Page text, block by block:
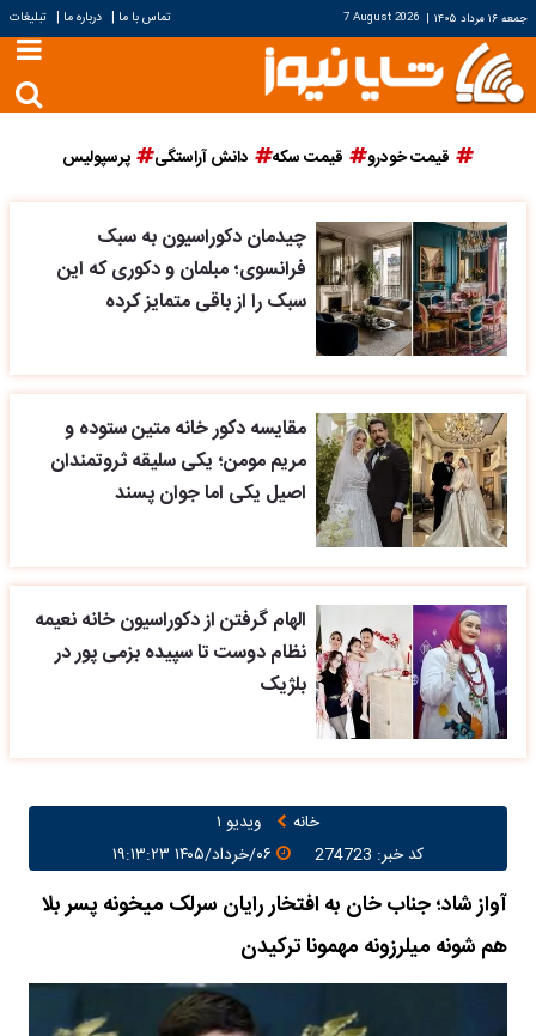
جمعه ۱۶ مرداد ۱۴۰۵ |
7 August 2026 تماس با ما | درباره ما | تبلیغات
قیمت خودرو قیمت سکه دانش آراستگی پرسپولیس
چیدمان دکوراسیون به سبک
فرانسوی؛ مبلمان و دکوری که این
سبک را از باقی متمایز کرده
مقایسه دکور خانه متین ستوده و
مریم مومن؛ یکی سلیقه ثروتمندان
اصیل یکی اما جوان پسند
الهام گرفتن از دکوراسیون خانه نعیمه
نظام دوست تا سپیده بزمی پور در
بلژیک
خانه
ویدیو ۱
کد خبر: 274723
آواز شاد؛ جناب خان به افتخار رایان سرلک میخونه پسر بلا
هم شونه میلرزونه مهمونا ترکیدن